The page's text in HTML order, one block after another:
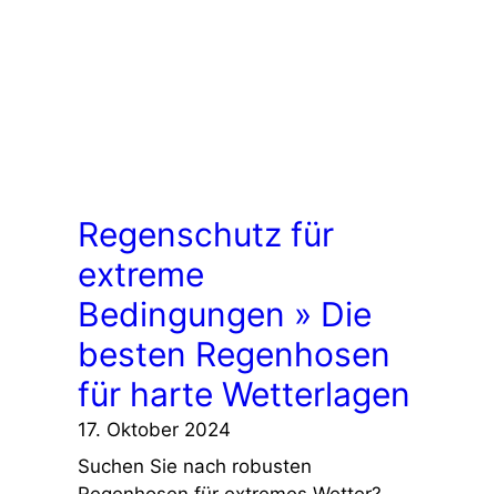
Regenschutz für
extreme
Bedingungen » Die
besten Regenhosen
für harte Wetterlagen
17. Oktober 2024
Suchen Sie nach robusten